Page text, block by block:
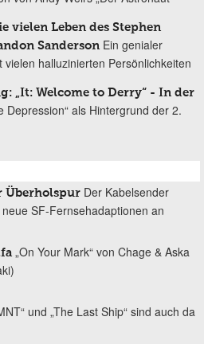
vielen Leben des Stephen
Sanderson Ein genialer
vielen halluzinierten Persönlichkeiten
„It: Welcome to Derry“ - In der
Depression“ als Hintergrund der 2.
Überholspur Der Kabelsender
SF-Fernsehadaptionen an
„On Your Mark“ von Chage & Aska
und „The Last Ship“ sind auch da